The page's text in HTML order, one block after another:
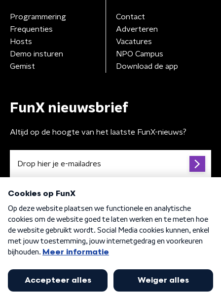
Programmering
Frequenties
Hosts
Demo insturen
Gemist
Contact
Adverteren
Vacatures
NPO Campus
Download de app
FunX nieuwsbrief
Altijd op de hoogte van het laatste FunX-nieuws?
Algemene voorwaarden Privacybeleid